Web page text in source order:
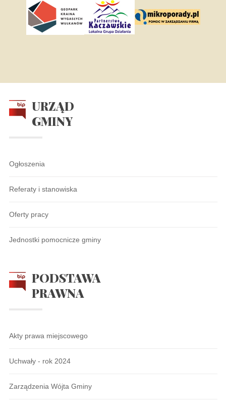
URZĄD
GMINY
Ogłoszenia
Referaty i stanowiska
Oferty pracy
Jednostki pomocnicze gminy
PODSTAWA
PRAWNA
Akty prawa miejscowego
Uchwały - rok 2024
Zarządzenia Wójta Gminy